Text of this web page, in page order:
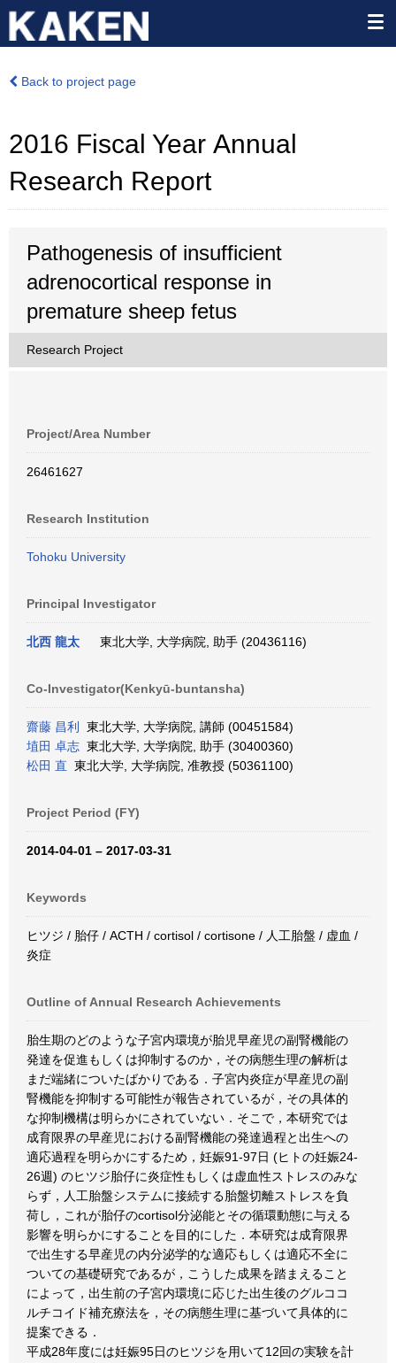
Back to project page
2016 Fiscal Year Annual
Research Report
Pathogenesis of insufficient
adrenocortical response in
premature sheep fetus
Research Project
Project/Area Number
26461627
Research Institution
Tohoku University
Principal Investigator
北西 龍太 東北大学, 大学病院, 助手 (20436116)
Co-Investigator(Kenkyū-buntansha)
齋藤 昌利
東北大学, 大学病院, 講師 (00451584)
埴田 卓志 東北大学, 大学病院, 助手 (30400360)
松田 直 東北大学, 大学病院, 准教授 (50361100)
Project Period (FY)
2014-04-01 – 2017-03-31
Keywords
ヒツジ / 胎仔 / ACTH / cortisol / cortisone / 人工胎盤 / 虚血 /
炎症
Outline of Annual Research Achievements
胎生期のどのような子宮内環境が胎児早産児の副腎機能の
発達を促進もしくは抑制するのか，その病態生理の解析は
まだ端緒についたばかりである．子宮内炎症が早産児の副
腎機能を抑制する可能性が報告されているが，その具体的
な抑制機構は明らかにされていない．そこで，本研究では
成育限界の早産児における副腎機能の発達過程と出生への
適応過程を明らかにするため，妊娠91-97日 (ヒトの妊娠24-
26週) のヒツジ胎仔に炎症性もしくは虚血性ストレスのみな
らず，人工胎盤システムに接続する胎盤切離ストレスを負
荷し，これが胎仔のcortisol分泌能とその循環動態に与える
影響を明らかにすることを目的にした．本研究は成育限界
で出生する早産児の内分泌学的な適応もしくは適応不全に
ついての基礎研究であるが，こうした成果を踏まえること
によって，出生前の子宮内環境に応じた出生後のグルココ
ルチコイド補充療法を，その病態生理に基づいて具体的に
提案できる．
平成28年度には妊娠95日のヒツジを用いて12回の実験を計